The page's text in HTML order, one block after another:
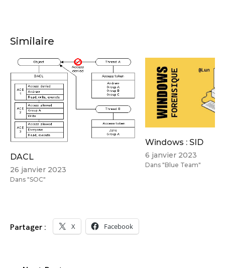
Similaire
DACL
26 janvier 2023
Dans "SOC"
Windows : SID
6 janvier 2023
Dans "Blue Team"
Partager : X Facebook